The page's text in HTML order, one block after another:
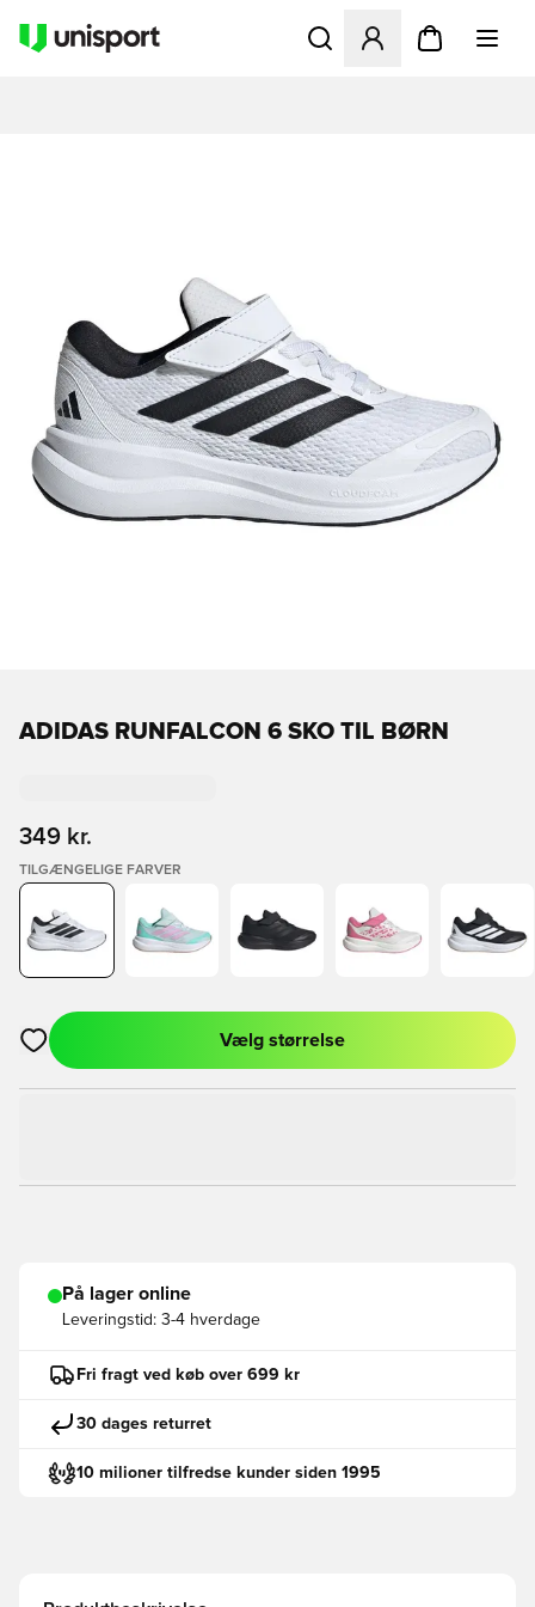
Åbner en Modal til at
ADIDAS RUNFALCON 6 SKO TIL BØRN
349 kr.
TILGÆNGELIGE FARVER
Åbner en Modal til at logge ind eller tilmelde dig som medlem
Vælg størrelse
På lager online
Leveringstid: 3-4 hverdage
Fri fragt ved køb over 699 kr
30 dages returret
10 milioner tilfredse kunder siden 1995